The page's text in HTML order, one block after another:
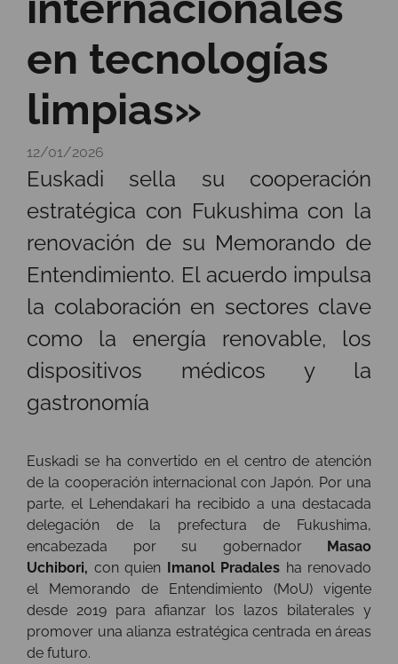
en tecnologías
limpias»
12/01/2026
Euskadi sella su cooperación
estratégica con Fukushima con la
renovación de su Memorando de
Entendimiento. El acuerdo impulsa
la colaboración en sectores clave
como la energía renovable, los
dispositivos médicos y la
gastronomía
Euskadi se ha convertido en el centro de atención
de la cooperación internacional con Japón. Por una
parte, el Lehendakari ha recibido a una destacada
delegación de la prefectura de Fukushima,
encabezada por su gobernador Masao
Uchibori, con quien Imanol Pradales ha renovado
el Memorando de Entendimiento (MoU) vigente
desde 2019 para afianzar los lazos bilaterales y
promover una alianza estratégica centrada en áreas
de futuro.